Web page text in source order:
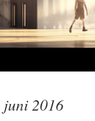
juni 2016